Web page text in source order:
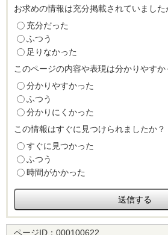
お求めの情報は充分掲載されていました
充分だった
ふつう
足りなかった
このページの内容や表現は分かりやすか
分かりやすかった
ふつう
分かりにくかった
この情報はすぐに見つけられましたか？
すぐに見つかった
ふつう
時間がかかった
ページID： 000100622